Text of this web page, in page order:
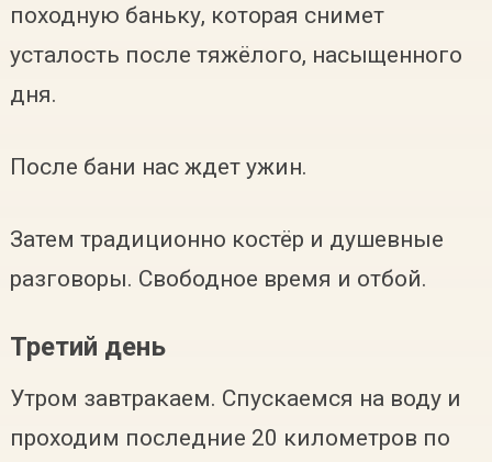
походную баньку, которая снимет
усталость после тяжёлого, насыщенного
дня.
После бани нас ждет ужин.
Затем традиционно костёр и душевные
разговоры. Свободное время и отбой.
Третий день
Утром завтракаем. Спускаемся на воду и
проходим последние 20 километров по